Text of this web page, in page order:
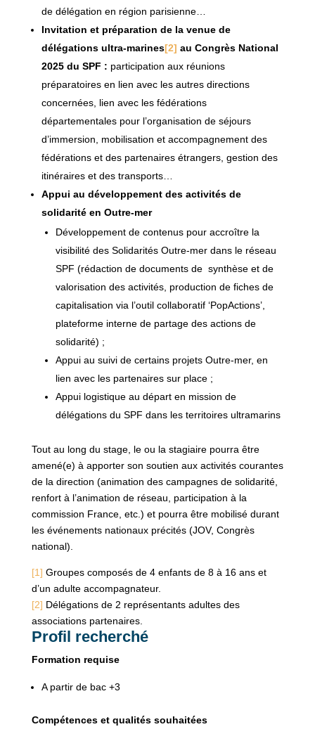
de délégation en région parisienne…
Invitation et préparation de la venue de
délégations ultra-marines[2] au Congrès National
2025 du SPF : participation aux réunions
préparatoires en lien avec les autres directions
concernées, lien avec les fédérations
départementales pour l’organisation de séjours
d’immersion, mobilisation et accompagnement des
fédérations et des partenaires étrangers, gestion des
itinéraires et des transports…
Appui au développement des activités de
solidarité en Outre-mer
Développement de contenus pour accroître la
visibilité des Solidarités Outre-mer dans le réseau
SPF (rédaction de documents de synthèse et de
valorisation des activités, production de fiches de
capitalisation via l’outil collaboratif ‘PopActions’,
plateforme interne de partage des actions de
solidarité) ;
Appui au suivi de certains projets Outre-mer, en
lien avec les partenaires sur place ;
Appui logistique au départ en mission de
délégations du SPF dans les territoires ultramarins
Tout au long du stage, le ou la stagiaire pourra être
amené(e) à apporter son soutien aux activités courantes
de la direction (animation des campagnes de solidarité,
renfort à l’animation de réseau, participation à la
commission France, etc.) et pourra être mobilisé durant
les événements nationaux précités (JOV, Congrès
national).
[1] Groupes composés de 4 enfants de 8 à 16 ans et
d’un adulte accompagnateur.
[2] Délégations de 2 représentants adultes des
associations partenaires.
Profil recherché
Formation requise
A partir de bac +3
Compétences et qualités souhaitées